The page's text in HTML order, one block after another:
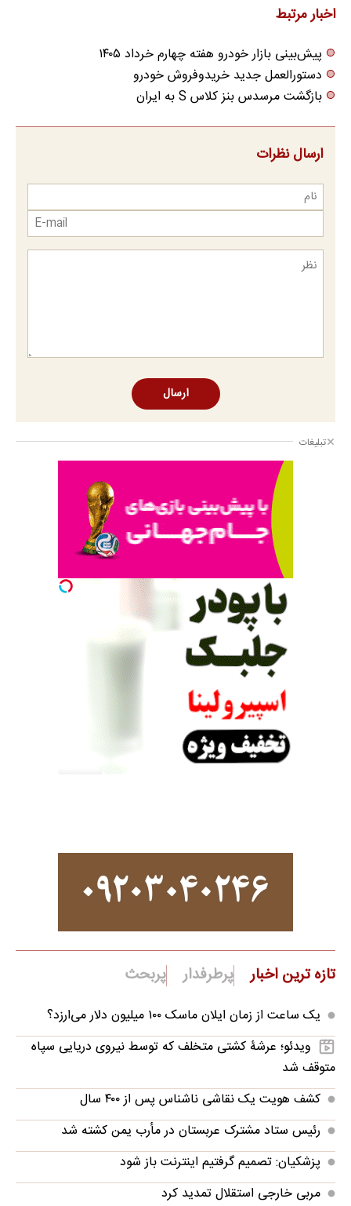
اخبار مرتبط
پیش‌بینی بازار خودرو هفته چهارم خرداد ۱۴۰۵
دستورالعمل جدید خریدوفروش خودرو
بازگشت مرسدس بنز کلاس S به ایران
ارسال نظرات
ارسال
تبلیغات
تازه ترین اخبار پرطرفدار پربحث
یک ساعت از زمان ایلان ماسک ۱۰۰ میلیون دلار می‌ارزد؟
ویدئو؛ عرشۀ کشتی متخلف که توسط نیروی دریایی سپاه
متوقف شد
کشف هویت یک نقاشی ناشناس پس از ۴۰۰ سال
رئیس ستاد مشترک عربستان در مأرب یمن کشته شد
پزشکیان: تصمیم گرفتیم اینترنت باز شود
مربی خارجی استقلال تمدید کرد